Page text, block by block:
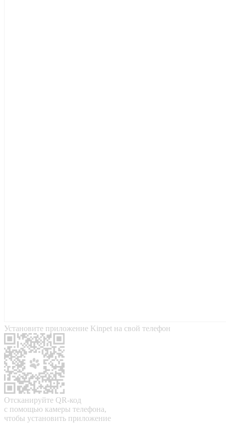
Установите приложение Kinpet на свой телефон
Отсканируйте QR-код
с помощью камеры телефона,
чтобы установить приложение